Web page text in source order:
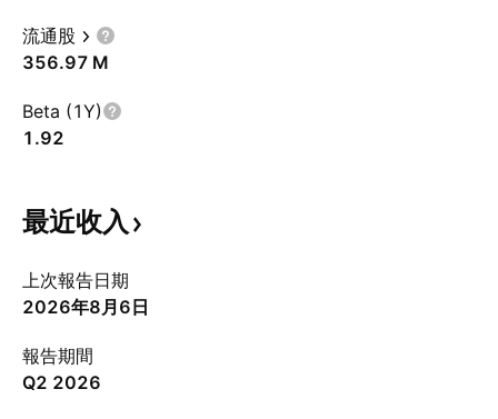
流通股
‪356.97 M‬
Beta (1Y)
1.92
最近收入
上次報告日期
2026年8月6日
報告期間
Q2 2026